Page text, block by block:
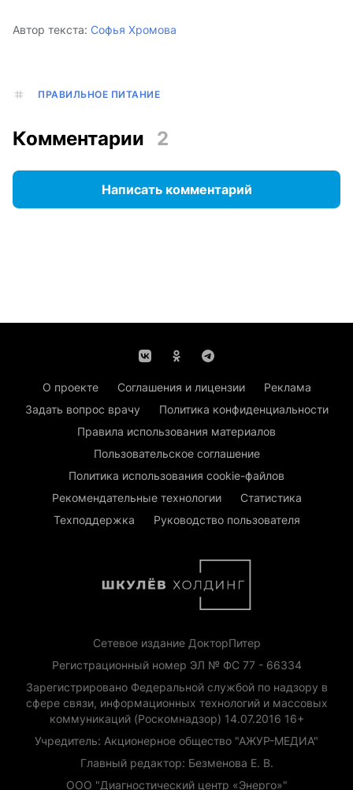
Автор текста: Софья Хромова
ПРАВИЛЬНОЕ ПИТАНИЕ
Комментарии 2
Написать комментарий
О проекте Соглашения и лицензии
Реклама
Задать вопрос врачу
Политика конфиденциальности
Правила использования материалов
Пользовательское соглашение
Политика использования cookie-файлов
Рекомендательные технологии
Статистика
Техподдержка
Руководство пользователя
Сетевое издание ДокторПитер
Регистрационный номер ЭЛ № ФС 77 - 66334
Зарегистрировано Федеральной службой по надзору в
сфере связи, информационных технологий и массовых
коммуникаций (Роскомнадзор) 14.07.2016 16+
Учредитель: Акционерное общество "АЖУР-МЕДИА"
Главный редактор: Безменова Е. В.
ООО "Диагностический центр «Энерго»"